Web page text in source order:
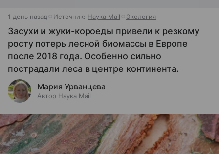
1 день назад Источник: Наука Mail Экология
Засухи и жуки-короеды привели к резкому
росту потерь лесной биомассы в Европе
после 2018 года. Особенно сильно
пострадали леса в центре континента.
Мария Урванцева
Автор Наука Mail